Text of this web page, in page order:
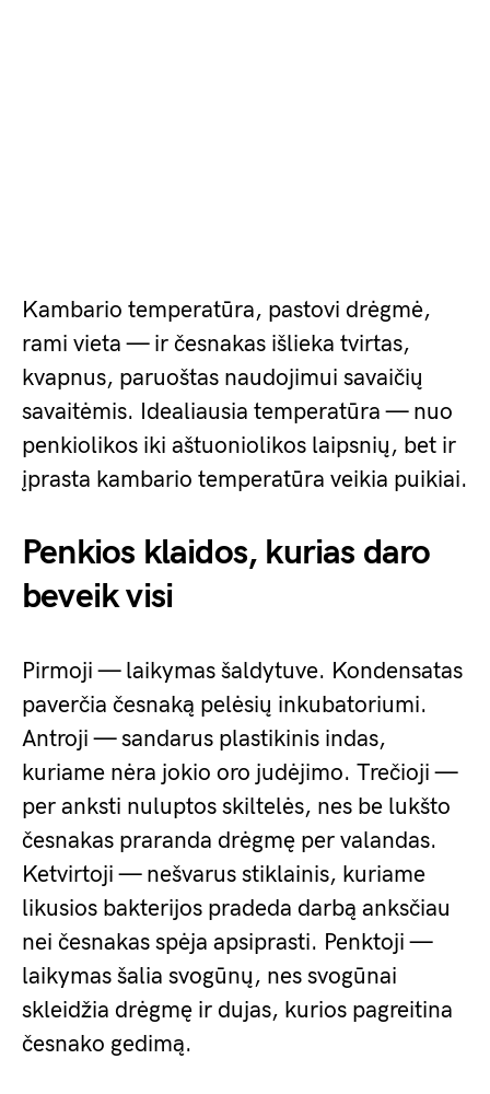
Kambario temperatūra, pastovi drėgmė,
rami vieta — ir česnakas išlieka tvirtas,
kvapnus, paruoštas naudojimui savaičių
savaitėmis. Idealiausia temperatūra — nuo
penkiolikos iki aštuoniolikos laipsnių, bet ir
įprasta kambario temperatūra veikia puikiai.
Penkios klaidos, kurias daro
beveik visi
Pirmoji — laikymas šaldytuve. Kondensatas
paverčia česnaką pelėsių inkubatoriumi.
Antroji — sandarus plastikinis indas,
kuriame nėra jokio oro judėjimo. Trečioji —
per anksti nuluptos skiltelės, nes be lukšto
česnakas praranda drėgmę per valandas.
Ketvirtoji — nešvarus stiklainis, kuriame
likusios bakterijos pradeda darbą anksčiau
nei česnakas spėja apsiprasti. Penktoji —
laikymas šalia svogūnų, nes svogūnai
skleidžia drėgmę ir dujas, kurios pagreitina
česnako gedimą.